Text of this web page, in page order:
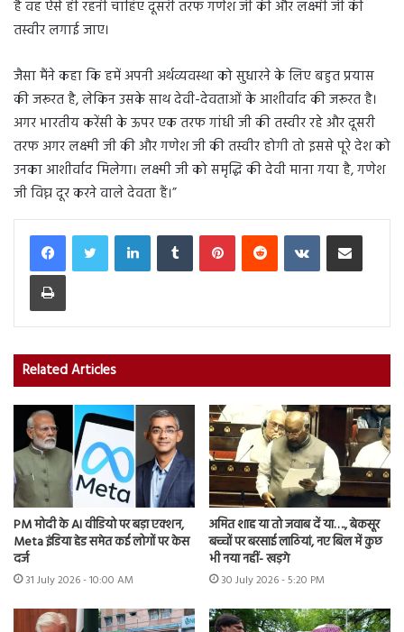
है वह ऐसे ही रहनी चाहिए दूसरी तरफ गणेश जी की और लक्ष्मी जी की
तस्वीर लगाई जाए।
जैसा मैंने कहा कि हमें अपनी अर्थव्यवस्था को सुधारने के लिए बहुत प्रयास
की जरूरत है, लेकिन उसके साथ देवी-देवताओं के आशीर्वाद की जरूरत है।
अगर भारतीय करेंसी के ऊपर एक तरफ गांधी जी की तस्वीर रहे और दूसरी
तरफ अगर लक्ष्मी जी की और गणेश जी की तस्वीर होगी तो इससे पूरे देश को
उनका आशीर्वाद मिलेगा। लक्ष्मी जी को समृद्धि की देवी माना गया है, गणेश
जी विघ्न दूर करने वाले देवता हैं।”
LinkedInTumblr PinterestReddit VKontakteShare via Email
Print
Related Articles
PM मोदी के AI वीडियो पर बड़ा एक्शन,
Meta इंडिया हेड समेत कई लोगों पर केस
दर्ज
31 July 2026 - 10:00 AM
अमित शाह या तो जवाब दें या…., बेकसूर
बच्चों पर बरसाई लाठियां, नए बिल में कुछ
भी नया नहीं- खड़गे
30 July 2026 - 5:20 PM